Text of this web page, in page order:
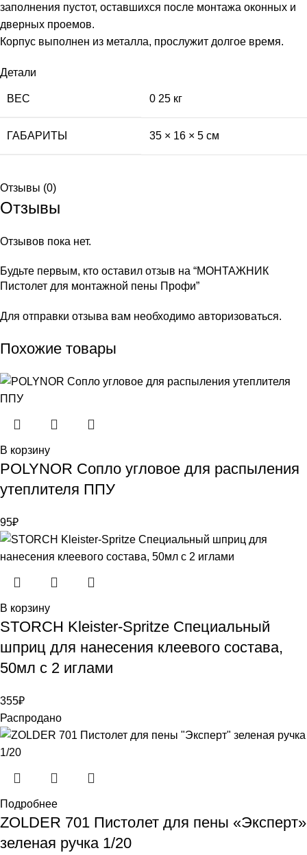
заполнения пустот, оставшихся после монтажа оконных и
дверных проемов.
Корпус выполнен из металла, прослужит долгое время.
Детали
ВЕС 0 25 кг
ГАБАРИТЫ 35 × 16 × 5 см
Отзывы (0)
Отзывы
Отзывов пока нет.
Будьте первым, кто оставил отзыв на “МОНТАЖНИК
Пистолет для монтажной пены Профи”
Для отправки отзыва вам необходимо авторизоваться.
Похожие товары
В корзину
POLYNOR Сопло угловое для распыления
утеплителя ППУ
95₽
В корзину
STORCH Kleister-Spritze Специальный
шприц для нанесения клеевого состава,
50мл с 2 иглами
355₽
Распродано
Подробнее
ZOLDER 701 Пистолет для пены «Эксперт»
зеленая ручка 1/20